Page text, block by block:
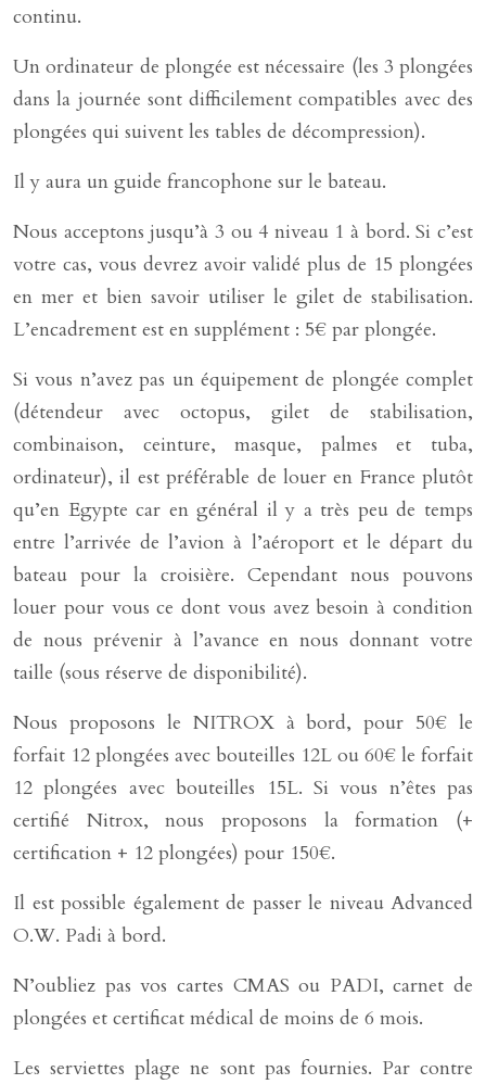
continu.
Un ordinateur de plongée est nécessaire (les 3 plongées
dans la journée sont difficilement compatibles avec des
plongées qui suivent les tables de décompression).
Il y aura un guide francophone sur le bateau.
Nous acceptons jusqu’à 3 ou 4 niveau 1 à bord. Si c’est
votre cas, vous devrez avoir validé plus de 15 plongées
en mer et bien savoir utiliser le gilet de stabilisation.
L’encadrement est en supplément : 5€ par plongée.
Si vous n’avez pas un équipement de plongée complet
(détendeur avec octopus, gilet de stabilisation,
combinaison, ceinture, masque, palmes et tuba,
ordinateur), il est préférable de louer en France plutôt
qu’en Egypte car en général il y a très peu de temps
entre l’arrivée de l’avion à l’aéroport et le départ du
bateau pour la croisière. Cependant nous pouvons
louer pour vous ce dont vous avez besoin à condition
de nous prévenir à l’avance en nous donnant votre
taille (sous réserve de disponibilité).
Nous proposons le NITROX à bord, pour 50€ le
forfait 12 plongées avec bouteilles 12L ou 60€ le forfait
12 plongées avec bouteilles 15L. Si vous n’êtes pas
certifié Nitrox, nous proposons la formation (+
certification + 12 plongées) pour 150€.
Il est possible également de passer le niveau Advanced
O.W. Padi à bord.
N’oubliez pas vos cartes CMAS ou PADI, carnet de
plongées et certificat médical de moins de 6 mois.
Les serviettes plage ne sont pas fournies. Par contre